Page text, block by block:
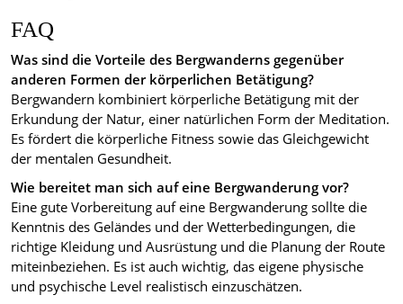
FAQ
Was sind die Vorteile des Bergwanderns gegenüber
anderen Formen der körperlichen Betätigung?
Bergwandern kombiniert körperliche Betätigung mit der
Erkundung der Natur, einer natürlichen Form der Meditation.
Es fördert die körperliche Fitness sowie das Gleichgewicht
der mentalen Gesundheit.
Wie bereitet man sich auf eine Bergwanderung vor?
Eine gute Vorbereitung auf eine Bergwanderung sollte die
Kenntnis des Geländes und der Wetterbedingungen, die
richtige Kleidung und Ausrüstung und die Planung der Route
miteinbeziehen. Es ist auch wichtig, das eigene physische
und psychische Level realistisch einzuschätzen.